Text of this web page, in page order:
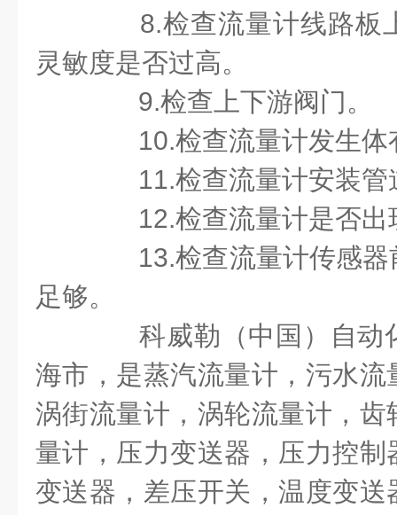
8.检查流量计线路板
灵敏度是否过高。
9.检查上下游阀门。
10.检查流量计发生
11.检查流量计安装
12.检查流量计是否
13.检查流量计传感
足够。
科威勒（中国）自动
海市，是蒸汽流量计，污水
涡街流量计，涡轮流量计，
量计，压力变送器，压力控
变送器，差压开关，温度变